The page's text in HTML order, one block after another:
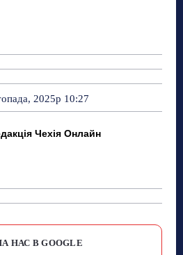
2025р 10:27
Чехія Онлайн
НАС В GOOGLE